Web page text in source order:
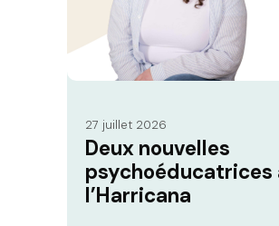
27 juillet 2026
Deux nouvelles
psychoéducatrices
l’Harricana